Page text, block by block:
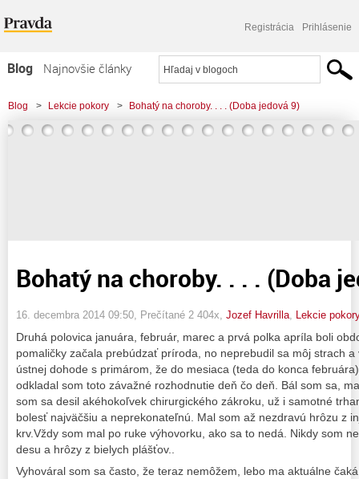
Registrácia Prihlásenie
Blog
Najnovšie články
Najčítanejšie články
Najkomentovanejšie články
Blog > Lekcie pokory > Bohatý na choroby. . . . (Doba jedová 9)
Bohatý na choroby. . . . (Doba
16. decembra 2014 09:50 , Prečítané 2 404x, Jozef Havrilla Lekcie
Druhá polovica januára, február, marec a prvá polka apríla boli
pomaličky začala prebúdzať príroda, no neprebudil sa môj strach
ústnej dohode s primárom, že do mesiaca (teda do konca
odkladal som toto závažné rozhodnutie deň čo deň. Bál som sa,
som sa desil akéhokoľvek chirurgického zákroku, už i samotné
bolesť najväčšiu a neprekonateľnú. Mal som až nezdravú hrôzu z
krv.Vždy som mal po ruke výhovorku, ako sa to nedá. Nikdy som
desu a hrôzy z bielych plášťov..
Vyhováral som sa často, že teraz nemôžem, lebo ma aktuálne